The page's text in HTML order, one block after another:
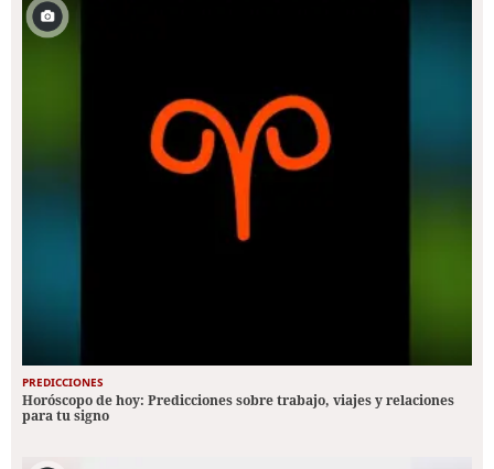
PREDICCIONES
Horóscopo de hoy: Predicciones sobre trabajo, viajes y relaciones
para tu signo